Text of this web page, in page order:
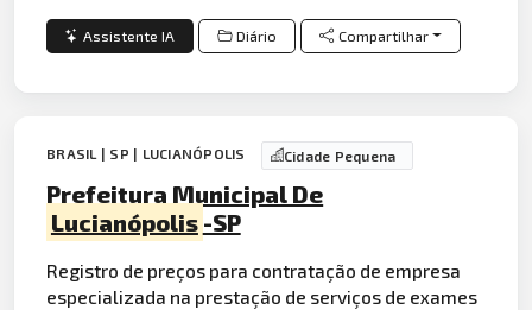
Assistente IA Diário Compartilhar
BRASIL | SP | LUCIANÓPOLIS Cidade Pequena
Prefeitura Municipal De
Lucianópolis -SP
Registro de preços para contratação de empresa
especializada na prestação de serviços de exames